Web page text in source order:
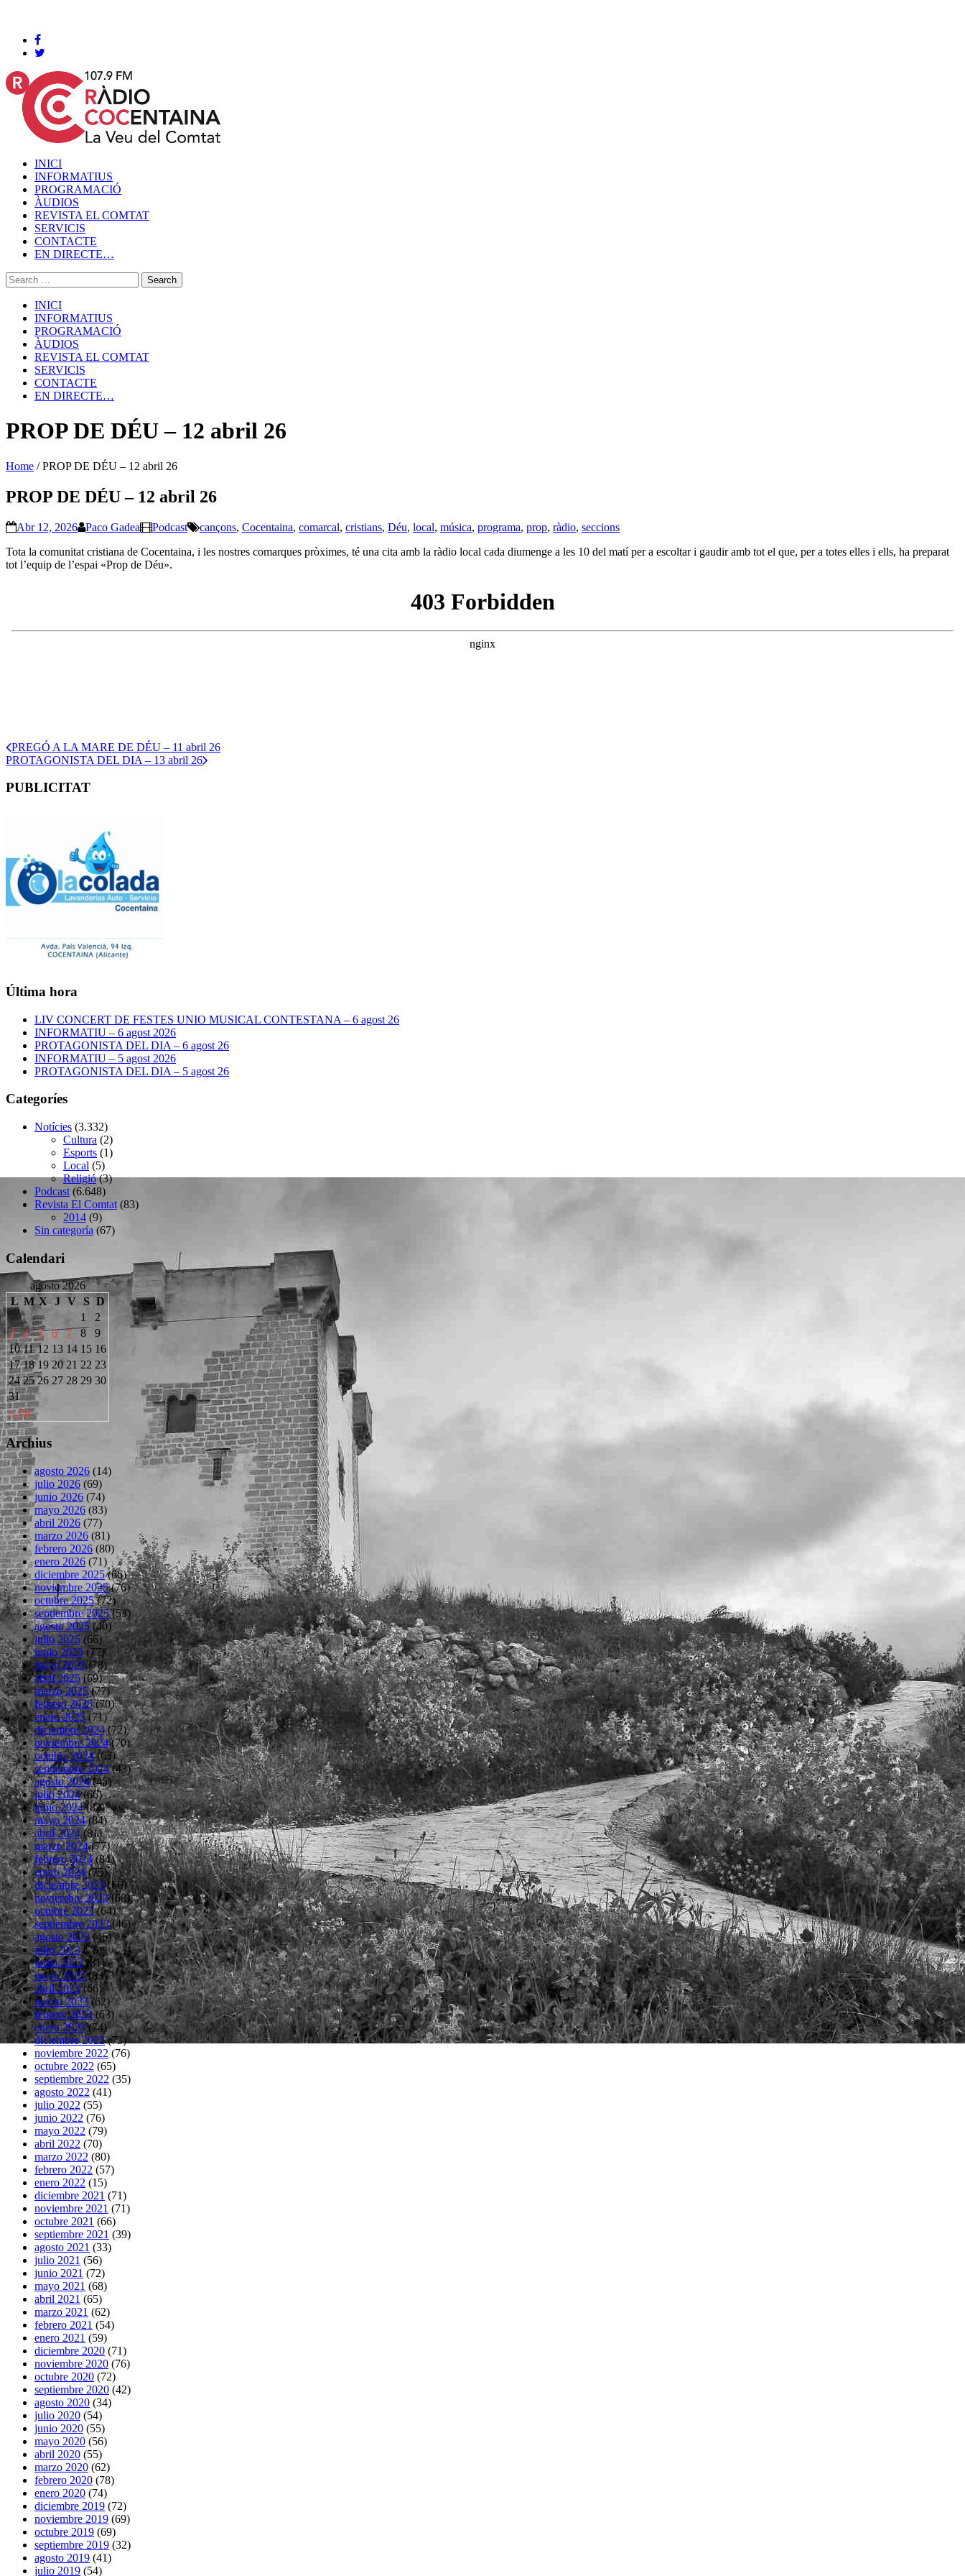
INICI
INFORMATIUS
PROGRAMACIÓ
ÀUDIOS
REVISTA EL COMTAT
SERVICIS
CONTACTE
EN DIRECTE…
INICI
INFORMATIUS
PROGRAMACIÓ
ÀUDIOS
REVISTA EL COMTAT
SERVICIS
CONTACTE
EN DIRECTE…
PROP DE DÉU – 12 abril 26
Home /PROP DE DÉU – 12 abril 26
PROP DE DÉU – 12 abril 26
Abr 12, 2026 Paco Gadea Podcast cançons, Cocentaina, comarcal, cristians, Déu, local, música, programa, prop, ràdio, seccions
Tota la comunitat cristiana de Cocentaina, i les nostres comarques pròximes, té una cita amb la ràdio local cada diumenge a les 10 del matí per a escoltar i gaudir amb tot el que, per a totes elles i ells, ha preparat
tot l’equip de l’espai «Prop de Déu».
PREGÓ A LA MARE DE DÉU – 11 abril 26
PROTAGONISTA DEL DIA – 13 abril 26
PUBLICITAT
Última hora
LIV CONCERT DE FESTES UNIO MUSICAL CONTESTANA – 6 agost 26
INFORMATIU – 6 agost 2026
PROTAGONISTA DEL DIA – 6 agost 26
INFORMATIU – 5 agost 2026
PROTAGONISTA DEL DIA – 5 agost 26
Categoríes
Notícies (3.332)
Cultura (2)
Esports (1)
Local (5)
Religió(3)
Podcast (6.648)
Revista El Comtat (83)
2014 (9)
Sin categoría (67)
Calendari
agosto 2026
L M X J V S D
« Jul
1
2
3
4 5 6 7 8
9
10 11 12 13 14 15 16
17 18 19 20 21 22 23
24 25 26 27 28 29 30
31
Archius
agosto 2026 (14)
julio 2026 (69)
junio 2026 (74)
mayo 2026 (83)
abril 2026 (77)
marzo 2026 (81)
febrero 2026 (80)
enero 2026 (71)
diciembre 2025(66)
noviembre 2025(76)
octubre 2025(72)
septiembre 2025(53)
agosto 2025(40)
julio 2025 (66)
junio 2025(77)
mayo 2025(78)
abril 2025(69)
marzo 2025(77)
febrero 2025(70)
enero 2025(71)
diciembre 2024(72)
noviembre 2024(70)
octubre 2024(63)
septiembre 2024(43)
agosto 2024(45)
julio 2024(66)
junio 2024(82)
mayo 2024(84)
abril 2024(81)
marzo 2024(77)
febrero 2024(84)
enero 2024(75)
diciembre 2023(66)
noviembre 2023(68)
octubre 2023(64)
septiembre 2023(46)
agosto 2023(46)
julio 2023(75)
junio 2023(81)
mayo 2023(83)
abril 2023(66)
marzo 2023(62)
febrero 2023(63)
enero 2023(74)
diciembre 2022(73)
noviembre 2022 (76)
octubre 2022 (65)
septiembre 2022 (35)
agosto 2022 (41)
julio 2022 (55)
junio 2022 (76)
mayo 2022 (79)
abril 2022 (70)
marzo 2022 (80)
febrero 2022 (57)
enero 2022 (15)
diciembre 2021 (71)
noviembre 2021 (71)
octubre 2021 (66)
septiembre 2021 (39)
agosto 2021 (33)
julio 2021 (56)
junio 2021 (72)
mayo 2021 (68)
abril 2021 (65)
marzo 2021 (62)
febrero 2021 (54)
enero 2021 (59)
diciembre 2020 (71)
noviembre 2020 (76)
octubre 2020 (72)
septiembre 2020 (42)
agosto 2020 (34)
julio 2020 (54)
junio 2020 (55)
mayo 2020 (56)
abril 2020 (55)
marzo 2020 (62)
febrero 2020 (78)
enero 2020 (74)
diciembre 2019 (72)
noviembre 2019 (69)
octubre 2019 (69)
septiembre 2019 (32)
agosto 2019 (41)
julio 2019 (54)